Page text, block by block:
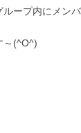
ープ内にメンバ
～(^O^)